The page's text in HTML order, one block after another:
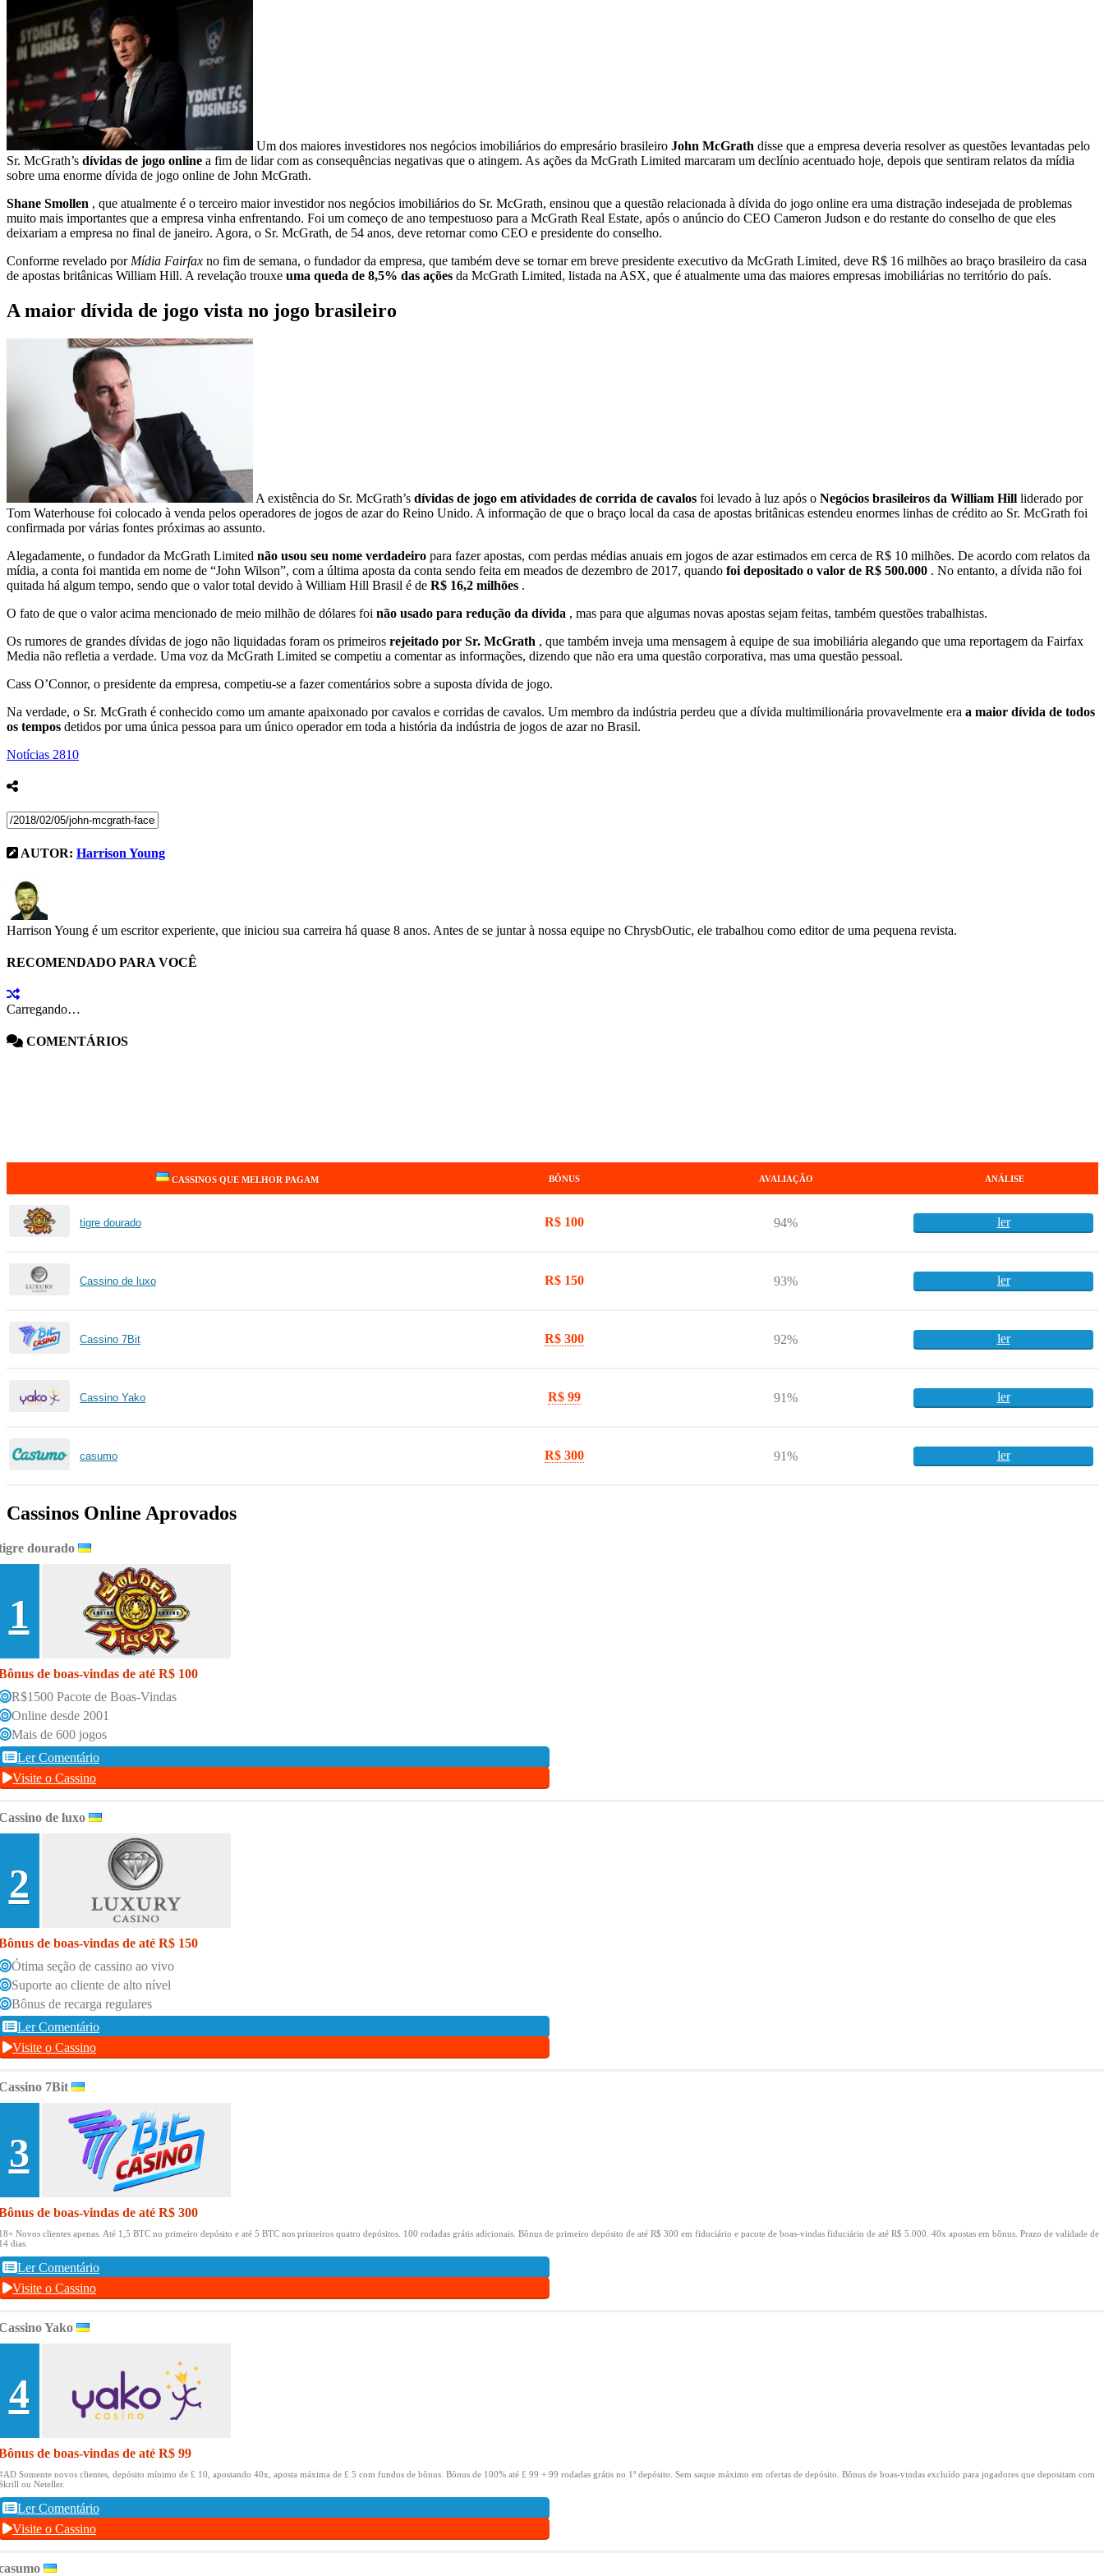
Um dos maiores investidores nos negócios imobiliários do empresário brasileiro John McGrath disse que a empresa deveria resolver as questões levantadas pelo
Sr. McGrath’s dívidas de jogo online a fim de lidar com as consequências negativas que o atingem. As ações da McGrath Limited marcaram um declínio acentuado hoje, depois que sentiram relatos da mídia
sobre uma enorme dívida de jogo online de John McGrath.
Shane Smollen , que atualmente é o terceiro maior investidor nos negócios imobiliários do Sr. McGrath, ensinou que a questão relacionada à dívida do jogo online era uma distração indesejada de problemas
muito mais importantes que a empresa vinha enfrentando. Foi um começo de ano tempestuoso para a McGrath Real Estate, após o anúncio do CEO Cameron Judson e do restante do conselho de que eles
deixariam a empresa no final de janeiro. Agora, o Sr. McGrath, de 54 anos, deve retornar como CEO e presidente do conselho.
Conforme revelado por Mídia Fairfax no fim de semana, o fundador da empresa, que também deve se tornar em breve presidente executivo da McGrath Limited, deve R$ 16 milhões ao braço brasileiro da casa
de apostas britânicas William Hill. A revelação trouxe uma queda de 8,5% das ações da McGrath Limited, listada na ASX, que é atualmente uma das maiores empresas imobiliárias no território do país.
A maior dívida de jogo vista no jogo brasileiro
A existência do Sr. McGrath’s dívidas de jogo em atividades de corrida de cavalos foi levado à luz após o Negócios brasileiros da William Hill liderado por
Tom Waterhouse foi colocado à venda pelos operadores de jogos de azar do Reino Unido. A informação de que o braço local da casa de apostas britânicas estendeu enormes linhas de crédito ao Sr. McGrath foi
confirmada por várias fontes próximas ao assunto.
Alegadamente, o fundador da McGrath Limited não usou seu nome verdadeiro para fazer apostas, com perdas médias anuais em jogos de azar estimados em cerca de R$ 10 milhões. De acordo com relatos da
mídia, a conta foi mantida em nome de “John Wilson”, com a última aposta da conta sendo feita em meados de dezembro de 2017, quando foi depositado o valor de R$ 500.000 . No entanto, a dívida não foi
quitada há algum tempo, sendo que o valor total devido à William Hill Brasil é de R$ 16,2 milhões .
O fato de que o valor acima mencionado de meio milhão de dólares foi não usado para redução da dívida , mas para que algumas novas apostas sejam feitas, também questões trabalhistas.
Os rumores de grandes dívidas de jogo não liquidadas foram os primeiros rejeitado por Sr. McGrath , que também inveja uma mensagem à equipe de sua imobiliária alegando que uma reportagem da Fairfax
Media não refletia a verdade. Uma voz da McGrath Limited se competiu a comentar as informações, dizendo que não era uma questão corporativa, mas uma questão pessoal.
Cass O’Connor, o presidente da empresa, competiu-se a fazer comentários sobre a suposta dívida de jogo.
Na verdade, o Sr. McGrath é conhecido como um amante apaixonado por cavalos e corridas de cavalos. Um membro da indústria perdeu que a dívida multimilionária provavelmente era a maior dívida de todos
os tempos detidos por uma única pessoa para um único operador em toda a história da indústria de jogos de azar no Brasil.
Notícias 2810
AUTOR: Harrison Young
Harrison Young é um escritor experiente, que iniciou sua carreira há quase 8 anos. Antes de se juntar à nossa equipe no ChrysbOutic, ele trabalhou como editor de uma pequena revista.
RECOMENDADO PARA VOCÊ
Carregando…
COMENTÁRIOS
CASSINOS QUE MELHOR PAGAM BÔNUS AVALIAÇÃO ANÁLISE
tigre dourado R$ 100 94% ler
Cassino de luxo R$ 150 93% ler
Cassino 7Bit R$ 300 92% ler
Cassino Yako R$ 99 91% ler
casumo R$ 300 91% ler
Cassinos Online Aprovados
dourado
1
de boas-vindas de até R$ 100
R$1500 Pacote de Boas-Vindas
Online desde 2001
Mais de 600 jogos
Ler Comentário
Visite o Cassino
de luxo
2
de boas-vindas de até R$ 150
Ótima seção de cassino ao vivo
Suporte ao cliente de alto nível
Bônus de recarga regulares
Ler Comentário
Visite o Cassino
7Bit
3
de boas-vindas de até R$ 300
Novos clientes apenas. Até 1,5 BTC no primeiro depósito e até 5 BTC nos primeiros quatro depósitos. 100 rodadas grátis adicionais. Bônus de primeiro depósito de até R$ 300 em fiduciário e pacote de boas-vindas fiduciário de até R$ 5.000. 40x apostas em bônus. Prazo de validade de
dias.
Ler Comentário
Visite o Cassino
Yako
4
de boas-vindas de até R$ 99
Somente novos clientes, depósito mínimo de £ 10, apostando 40x, aposta máxima de £ 5 com fundos de bônus. Bônus de 100% até £ 99 + 99 rodadas grátis no 1º depósito. Sem saque máximo em ofertas de depósito. Bônus de boas-vindas excluído para jogadores que depositam com
ou Neteller.
Ler Comentário
Visite o Cassino